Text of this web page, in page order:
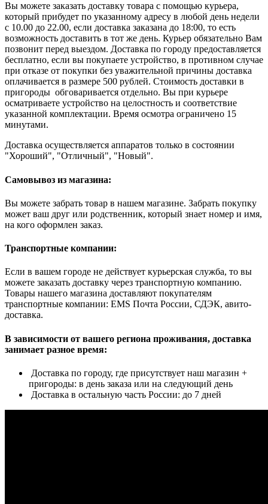
Вы можете заказать доставку товара с помощью курьера,
который прибудет по указанному адресу в любой день недели
с 10.00 до 22.00, если доставка заказана до 18:00, то есть
возможность доставить в тот же день. Курьер обязательно Вам
позвонит перед выездом. Доставка по городу предоставляется
бесплатно, если вы покупаете устройство, в противном случае
при отказе от покупки без уважительной причины доставка
оплачивается в размере 500 рублей. Стоимость доставки в
пригороды обговаривается отдельно. Вы при курьере
осматриваете устройство на целостность и соответствие
указанной комплектации. Время осмотра ограничено 15
минутами.
Доставка осуществляется аппаратов только в состоянии
"Хороший", "Отличный", "Новый".
Самовывоз из магазина:
Вы можете забрать товар в нашем магазине. Забрать покупку
может ваш друг или родственник, который знает номер и имя,
на кого оформлен заказ.
Транспортные компании:
Если в вашем городе не действует курьерская служба, то вы
можете заказать доставку через транспортную компанию.
Товары нашего магазина доставляют покупателям
транспортные компании: EMS Почта России, СДЭК, авито-
доставка.
В зависимости от вашего региона проживания, доставка
занимает разное время:
Доставка по городу, где присутствует наш магазин +
пригороды: в день заказа или на следующий день
Доставка в остальную часть России: до 7 дней